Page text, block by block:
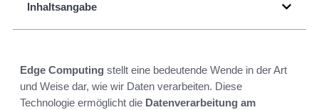
Inhaltsangabe
Edge Computing stellt eine bedeutende Wende in der Art
und Weise dar, wie wir Daten verarbeiten. Diese
Technologie ermöglicht die Datenverarbeitung am